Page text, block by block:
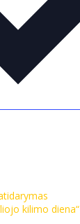
kilimo diena“